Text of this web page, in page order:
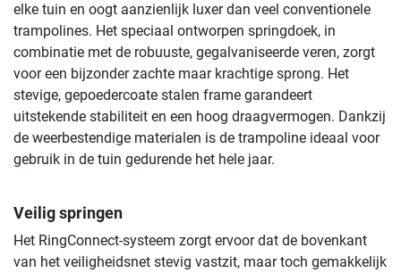
elke tuin en oogt aanzienlijk luxer dan veel conventionele
trampolines. Het speciaal ontworpen springdoek, in
combinatie met de robuuste, gegalvaniseerde veren, zorgt
voor een bijzonder zachte maar krachtige sprong. Het
stevige, gepoedercoate stalen frame garandeert
uitstekende stabiliteit en een hoog draagvermogen. Dankzij
de weerbestendige materialen is de trampoline ideaal voor
gebruik in de tuin gedurende het hele jaar.
Veilig springen
Het RingConnect-systeem zorgt ervoor dat de bovenkant
van het veiligheidsnet stevig vastzit, maar toch gemakkelijk